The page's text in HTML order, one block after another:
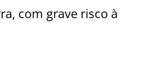
com grave risco à